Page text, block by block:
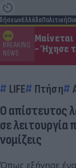
ΕλλάδαΠολιτική
BREAKING
NEWS
- Ήχησε
LIFE Πτήση
Ο απίστευτος
σε λειτουργία
νομίζεις
Όπως εξήγησε